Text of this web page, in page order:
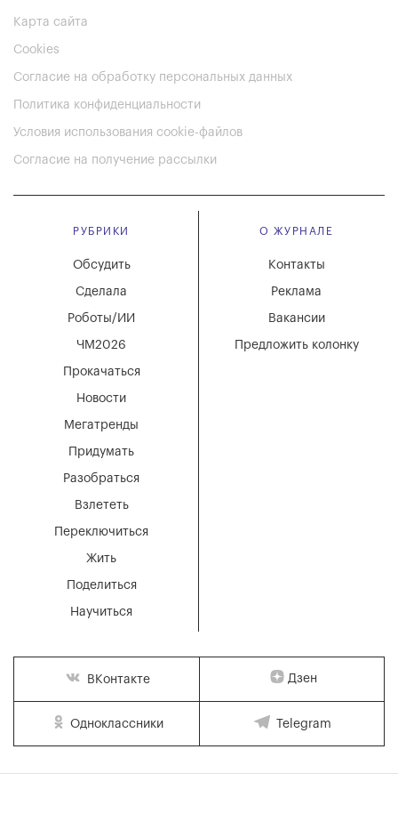
Карта сайта
Cookies
Согласие на обработку персональных данных
Политика конфиденциальности
Условия использования cookie-файлов
Согласие на получение рассылки
РУБРИКИ
Мегатренды
Придумать
Разобраться
Взлететь
Новости
Переключиться
Жить
Поделиться
Научиться
Обсудить
Сделала
Роботы/ИИ
ЧМ2026
Прокачаться
О ЖУРНАЛЕ
Вакансии
Реклама
Контакты
Предложить колонку
ВКонтакте Дзен
Одноклассники Telegram